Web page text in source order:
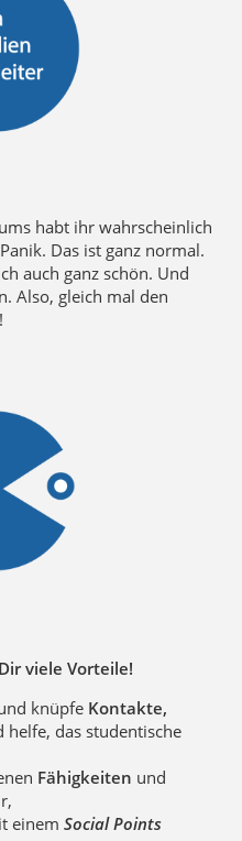
habt ihr wahrscheinlich
Das ist ganz normal.
auch ganz schön. Und
Also, gleich mal den
viele Vorteile!
knüpfe Kontakte,
helfe, das studentische
Fähigkeiten und
einem Social Points